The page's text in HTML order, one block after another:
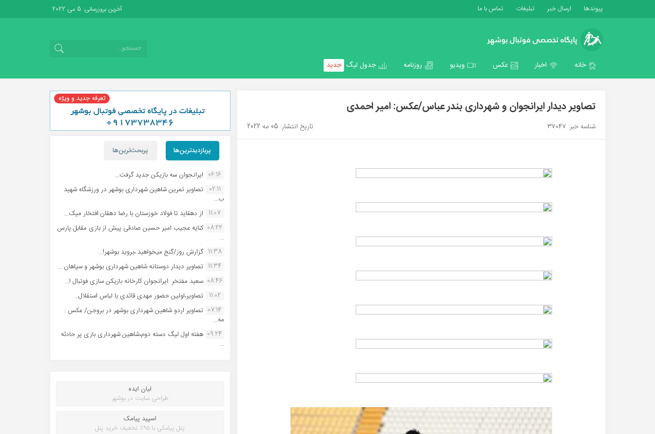
پیوندها ارسال خبر تبلیغات تماس با ما آخرین بروزرسانی: 5 می 2022
خانه اخبار عکس ویدیو روزنامه جدول لیگ جدید
تصاویر دیدار ایرانجوان و شهرداری بندر عباس/عکس: امیر احمدی
شناسه خبر: 37047 تاریخ انتشار: 05 مه 2022
پربازدیدترین‌ها پربحث‌ترین‌ها
06:16 ایرانجوان سه بازیکن جدید گرفت...
02:11
تصاویر تمرین شاهین شهردارى بوشهر در ورزشگاه شهید
ب...
11:07 از دهقاید تا فولاد خوزستان با رضا دهقان:افتخار میک...
08:22 کنایه عجیب امیر حسین صادقی پیش از بازی مقابل پارس
...
11:38 گزارش روز/گنج میخواهید ،بروید بوشهر!...
11:34 تصاویر دیدار دوستانه شاهین شهردارى بوشهر و سپاهان ...
08:46 سعید مفتخر :ایرانجوان کارخانه بازیکن سازی فوتبال ا...
11:02
تصاویر،اولین حضور مهدی قائدی با لباس استقلال...
07:14 تصاویر اردو شاهین شهرداری بوشهر در بروجن/ عکس :
مه...
09:24 هفته اول لیگ دسته دوم،شاهین شهرداری بازی پر حادثه
...
لیان ایده
طراحی سایت در بوشهر
اسپید پیامک
پنل پیامکی با ۹۵٪ تخفیف خرید پنل